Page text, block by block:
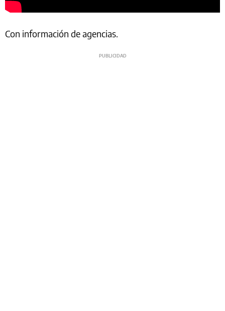
Con información de agencias.